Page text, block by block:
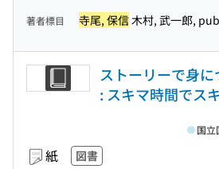
著者標目 寺尾, 保信木村, 武一郎,
ストーリーで身
: スキマ時間でス
紙 図書
国立